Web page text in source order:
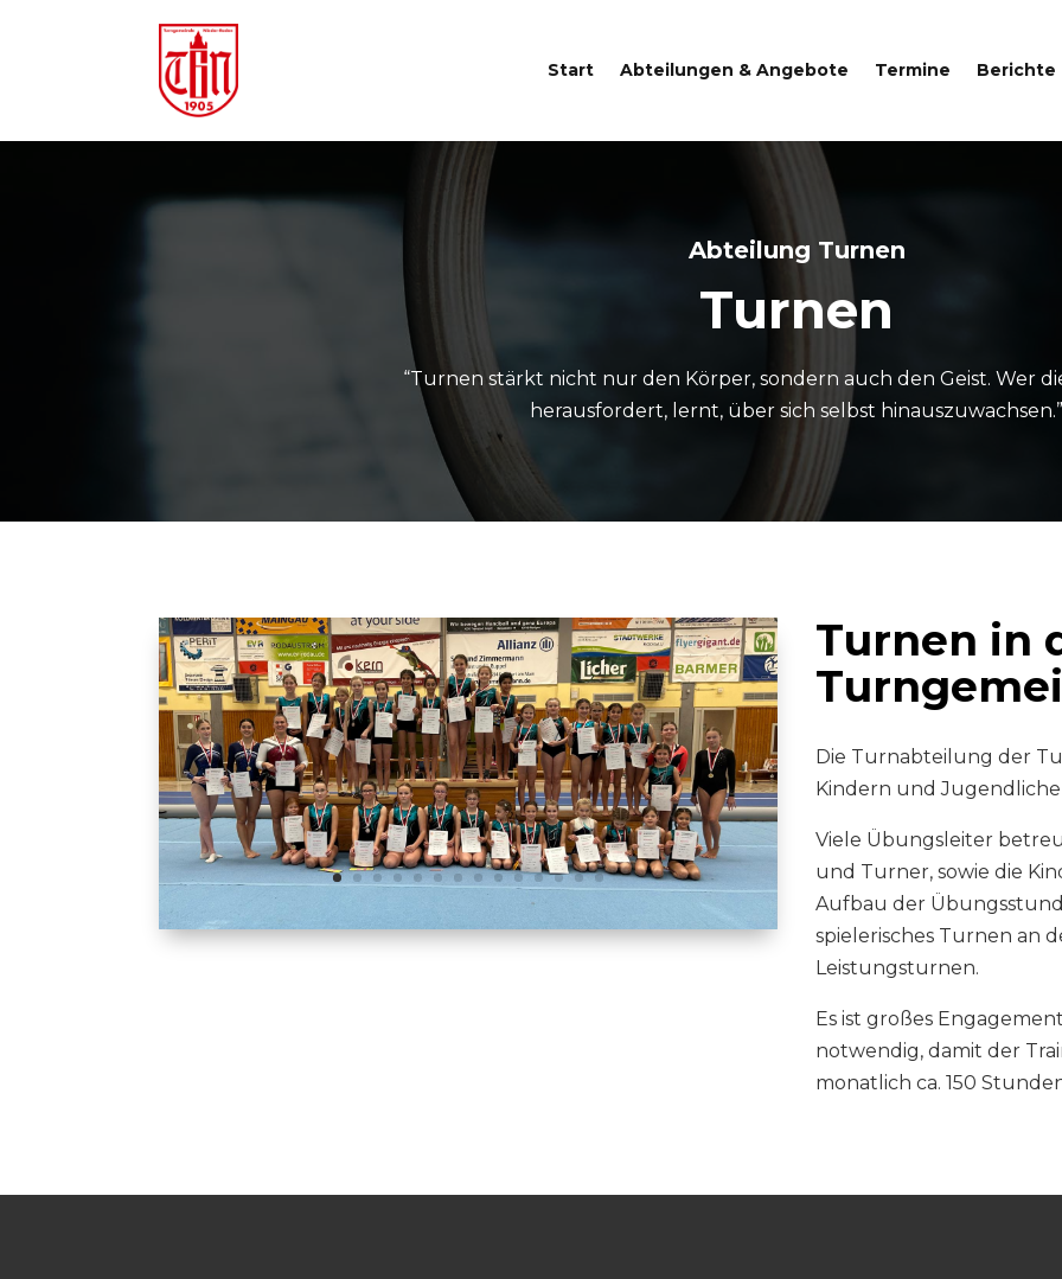
Start Abteilungen & Angebote Termine Berichte
Abteilung Turnen
Turnen
“Turnen stärkt nicht nur den Körper, sondern auch den Geist. Wer
herausfordert, lernt, über sich selbst hinauszuwachsen.”
Turnen in
Die Turnabteilung der
Kindern und
Viele Übungsleiter
und Turner, sowie die
Aufbau der
spielerisches Turnen an
Leistungsturnen.
Es ist großes
notwendig, damit der
monatlich ca. 150